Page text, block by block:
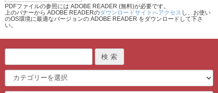
PDFファイルの参照には ADOBE READER (無料)が必要です。
上のバナーから ADOBE READERのダウンロードサイトへアクセス し、お使い
のOS環境に最適なバージョンの ADOBE READER をダウンロードして下さ
い。